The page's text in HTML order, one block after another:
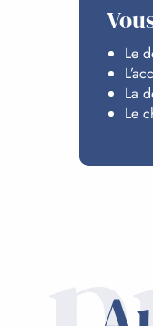
Le
La
Le